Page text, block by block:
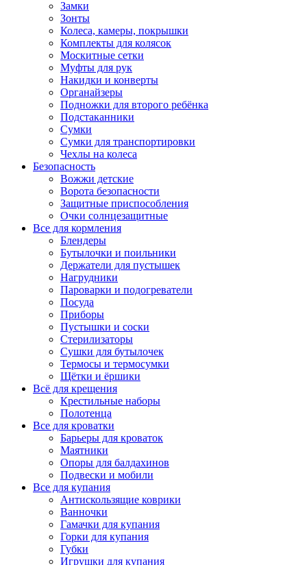
Замки
Зонты
Колеса, камеры, покрышки
Комплекты для колясок
Москитные сетки
Муфты для рук
Накидки и конверты
Органайзеры
Подножки для второго ребёнка
Подстаканники
Сумки
Сумки для транспортировки
Чехлы на колеса
Безопасность
Вожжи детские
Ворота безопасности
Защитные приспособления
Очки солнцезащитные
Все для кормления
Блендеры
Бутылочки и поильники
Держатели для пустышек
Нагрудники
Пароварки и подогреватели
Посуда
Приборы
Пустышки и соски
Стерилизаторы
Сушки для бутылочек
Термосы и термосумки
Щётки и ёршики
Всё для крещения
Крестильные наборы
Полотенца
Все для кроватки
Барьеры для кроваток
Маятники
Опоры для балдахинов
Подвески и мобили
Все для купания
Антискользящие коврики
Ванночки
Гамачки для купания
Горки для купания
Губки
Игрушки для купания